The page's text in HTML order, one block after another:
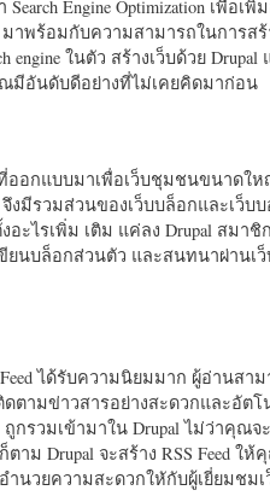
Engine Optimization เพื่อเ
มาพร้อมกับความสามารถในการสร้
engine ในตัว สร้างเว็บด้วย
มีอันดับดีอย่างที่ไม่เคยคิดมาก่อน
ที่ออกแบบมาเพื่อเว็บชุมชนขนาดให
งมีรวมส่วนของเว็บบล็อกและเว็บ
อะไรเพิ่ม เติม แค่ลง Drupal สมาชิ
นบล็อกส่วนตัว และสนทนาผ่านเว็
ได้รับความนิยมมาก ผู้อ่านสา
ดตามข่าวสารอย่างสะดวกและอัต
กรวมเข้ามาใน Drupal ไม่ว่าคุณจ
าม Drupal จะสร้าง RSS Feed ให้
ำนวยความสะดวกใหักับผู้เยี่ยมชม